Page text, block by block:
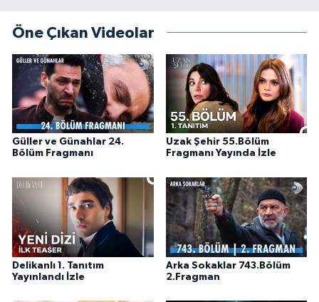
Öne Çıkan Videolar
Güller ve Günahlar 24.
Bölüm Fragmanı
Uzak Şehir 55.Bölüm
Fragmanı Yayında İzle
Delikanlı 1. Tanıtım
Yayınlandı İzle
Arka Sokaklar 743.Bölüm
2.Fragman